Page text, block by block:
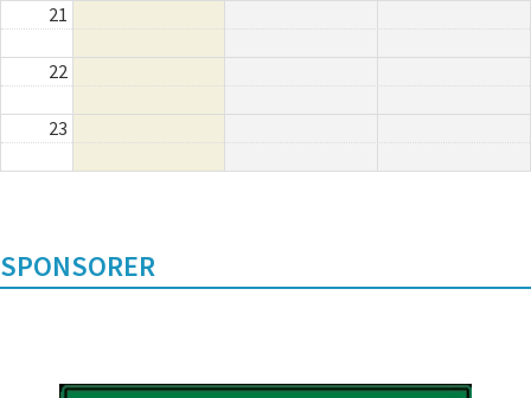
21
22
23
SPONSORER